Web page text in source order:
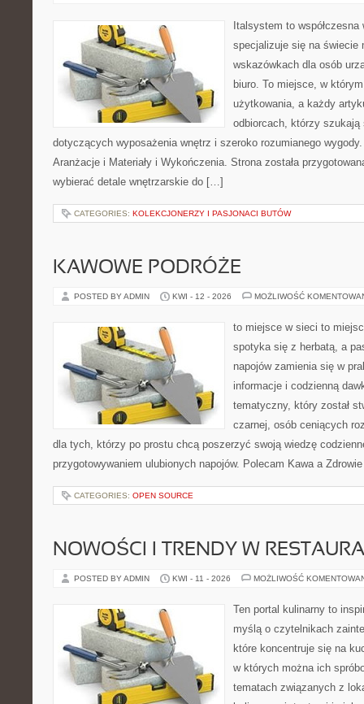
Italsystem to
specjalizuje się na świecie
wskazówkach dla osób
biuro. To miejsce, w
użytkowania, a każdy
odbiorcach, którzy szukają
dotyczących wyposażenia wnętrz i szeroko rozumianego
Aranżacje i Materiały i Wykończenia. Strona została
wybierać detale wnętrzarskie do […]
CATEGORIES: KOLEKCJONERZY I PASJONACI BUTÓW
KAWOWE PODRÓŻE
POSTED BY ADMIN KWI - 12 - 2026 MOŻLIWOŚĆ
to miejsce w sieci to
spotyka się z herbatą, a
napojów zamienia się w
informacje i codzienną
tematyczny, który został
czarnej, osób ceniących
dla tych, którzy po prostu chcą poszerzyć swoją wiedzę
przygotowywaniem ulubionych napojów. Polecam Kawa a
CATEGORIES: OPEN SOURCE
NOWOŚCI I TRENDY W
POSTED BY ADMIN KWI - 11 - 2026 MOŻLIWOŚĆ
Ten portal kulinarny to
myślą o czytelnikach
które koncentruje się na
w których można ich
tematach związanych z